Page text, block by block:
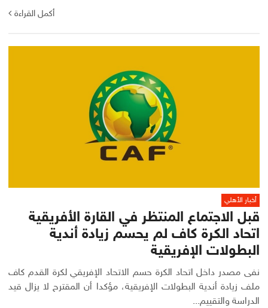
أكمل القراءة
أخبار الأهلي
قبل الاجتماع المنتظر في القارة الأفريقية
اتحاد الكرة كاف لم يحسم زيادة أندية
البطولات الإفريقية
نفى مصدر داخل اتحاد الكرة حسم الاتحاد الإفريقي لكرة القدم كاف
ملف زيادة أندية البطولات الإفريقية، مؤكدا أن المقترح لا يزال قيد
الدراسة والتقييم...